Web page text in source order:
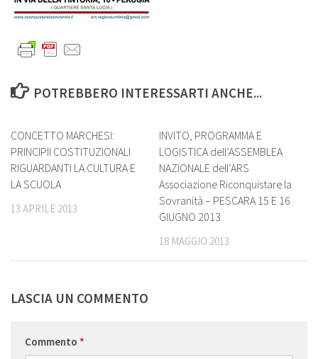
POTREBBERO INTERESSARTI ANCHE...
CONCETTO MARCHESI:
PRINCIPII COSTITUZIONALI
RIGUARDANTI LA CULTURA E
LA SCUOLA
13 APRILE 2013
INVITO, PROGRAMMA E
LOGISTICA dell’ASSEMBLEA
NAZIONALE dell’ARS
Associazione Riconquistare la
Sovranità – PESCARA 15 E 16
GIUGNO 2013
18 MAGGIO 2013
LASCIA UN COMMENTO
Commento *